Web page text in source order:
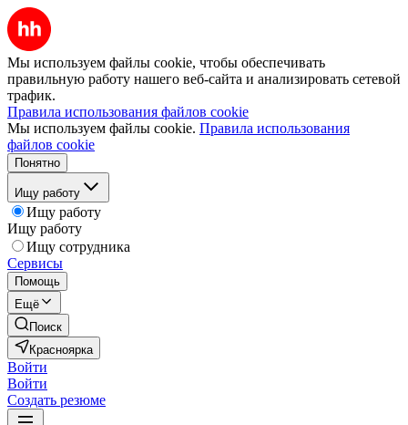
Мы используем файлы cookie, чтобы обеспечивать
правильную работу нашего веб-сайта и анализировать сетевой
трафик.
Правила использования файлов cookie
Мы используем файлы cookie. Правила использования
файлов cookie
Понятно
Ищу работу
Ищу работу
Ищу работу
Ищу сотрудника
Сервисы
Помощь
Ещё
Поиск
Красноярка
Войти
Войти
Создать резюме